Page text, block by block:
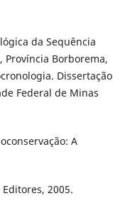
da Sequência
Borborema,
Dissertação
Federal de Minas
A
2005.